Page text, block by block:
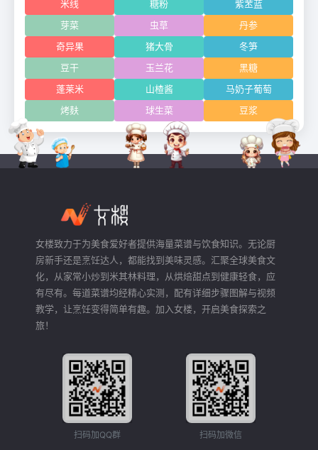
米线 糖粉
紫苤蓝
芽菜
虫草
丹参
奇异果
猪大骨
冬笋
豆干
玉兰花
黑糖
蓬莱米
山楂酱
马奶子葡萄
烤麸
球生菜 豆浆
女楼致力于为美食爱好者提供海量菜谱与饮食知识。无论厨
房新手还是烹饪达人，都能找到美味灵感。汇聚全球美食文
化，从家常小炒到米其林料理，从烘焙甜点到健康轻食，应
有尽有。每道菜谱均经精心实测，配有详细步骤图解与视频
教学，让烹饪变得简单有趣。加入女楼，开启美食探索之
旅！
扫码加QQ群 扫码加微信